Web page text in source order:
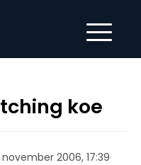
koe
2006, 17:39